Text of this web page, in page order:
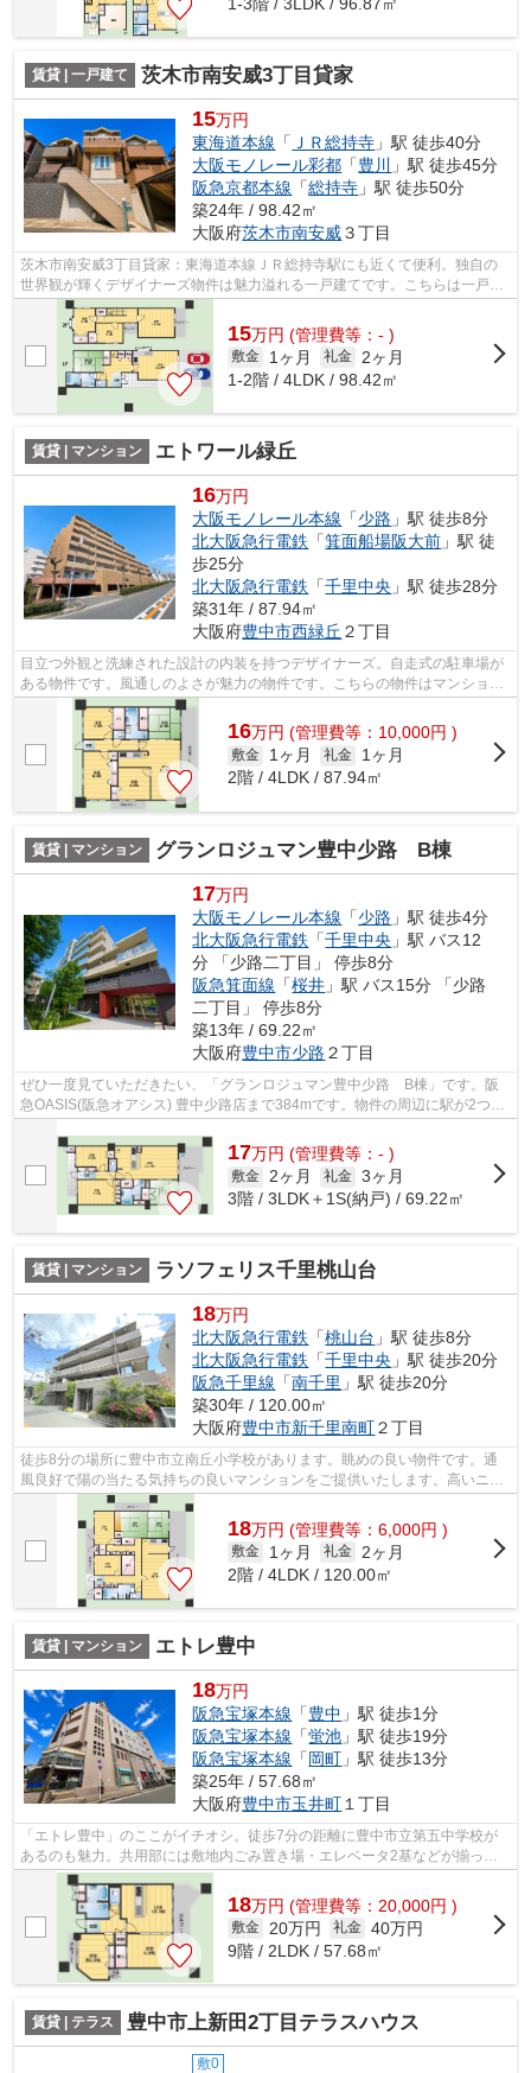
賃貸 | 一戸建て 茨木市南安威3丁目貸家
15万円
東海道本線 「 ＪＲ総持寺 」駅 徒歩40分
大阪モノレール彩都 「豊川
」駅 徒歩45分
阪急京都本線 「総持寺 」駅 徒歩50分
築24年 / 98.42㎡
大阪府茨木市南安威３丁目
茨木市南安威3丁目貸家：東海道本線ＪＲ総持寺駅にも近くて便利。独自の
世界観が輝くデザイナーズ物件は魅力溢れる一戸建てです。こちらは一戸建
ての物件です。自走式駐車場が併設され...
15万円 (管理費等：- )
敷金 1ヶ月 礼金
2ヶ月
1-2階 / 4LDK / 98.42㎡
賃貸 | マンション エトワール緑丘
16万円
大阪モノレール本線 「少路 」駅 徒歩8分
北大阪急行電鉄 「箕面船場阪大前 」駅 徒
歩25分
北大阪急行電鉄 「千里中央 」駅 徒歩28分
築31年 / 87.94㎡
大阪府豊中市西緑丘 ２丁目
目立つ外観と洗練された設計の内装を持つデザイナーズ。自走式の駐車場が
ある物件です。風通しのよさが魅力の物件です。こちらの物件はマンション
です。豊中市エリアにある賃貸情報の...
16万円 (管理費等：10,000円 )
敷金 1ヶ月 礼金
1ヶ月
2階 / 4LDK / 87.94㎡
賃貸 | マンション グランロジュマン豊中少路 B棟
17万円
大阪モノレール本線 「少路 」駅 徒歩4分
北大阪急行電鉄 「千里中央 」駅 バス12
分 「少路二丁目」 停歩8分
阪急箕面線 「桜井 」駅 バス15分 「少路
二丁目」 停歩8分
築13年 / 69.22㎡
大阪府豊中市少路 ２丁目
ぜひ一度見ていただきたい、「グランロジュマン豊中少路 B棟」です。阪
急OASIS(阪急オアシス) 豊中少路店まで384mです。物件の周辺に駅が2つあ
り、よく電車を利用する方にピッタリで...
17万円 (管理費等：- )
敷金 2ヶ月 礼金 3ヶ月
3階 / 3LDK＋1S(納戸) / 69.22㎡
賃貸 | マンション ラソフェリス千里桃山台
18万円
北大阪急行電鉄 「桃山台 」駅 徒歩8分
北大阪急行電鉄 「千里中央 」駅 徒歩20分
阪急千里線 「南千里 」駅 徒歩20分
築30年 / 120.00㎡
大阪府豊中市新千里南町２丁目
徒歩8分の場所に豊中市立南丘小学校があります。眺めの良い物件です。通
風良好で陽の当たる気持ちの良いマンションをご提供いたします。高いニー
ズのある、駅徒歩8分の物件です。豊中...
18万円 (管理費等：6,000円 )
敷金 1ヶ月 礼金
2ヶ月
2階 / 4LDK / 120.00㎡
賃貸 | マンション エトレ豊中
18万円
阪急宝塚本線 「豊中 」駅 徒歩1分
阪急宝塚本線 「蛍池 」駅 徒歩19分
阪急宝塚本線 「岡町 」駅 徒歩13分
築25年 / 57.68㎡
大阪府豊中市玉井町 １丁目
「エトレ豊中」のここがイチオシ。徒歩7分の距離に豊中市立第五中学校が
あるのも魅力。共用部には敷地内ごみ置き場・エレベータ2基などが揃って
おり、とても充実しています。こちらの...
18万円 (管理費等：20,000円 )
敷金 20万円 礼金 40万円
9階 / 2LDK / 57.68㎡
賃貸 | テラス 豊中市上新田2丁目テラスハウス
敷0